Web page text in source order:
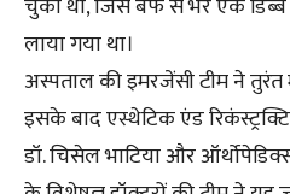
लाया गया था।
अस्पताल की इमरजेंसी टीम ने
इसके बाद एस्थेटिक एंड
डॉ. चिसेल भाटिया और